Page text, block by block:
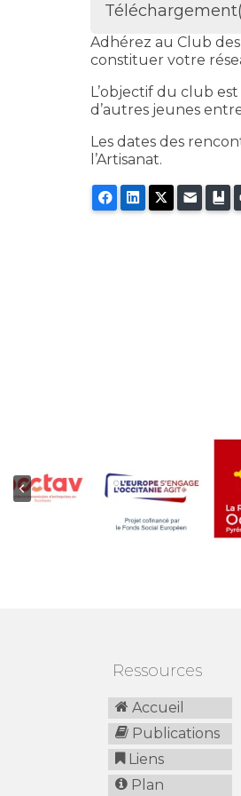
Adhérez au Club
constituer votre
L’objectif du club
d’autres jeunes
Les dates des
l’Artisanat.
FacebookLinkedIn E-mail
Ressources
Accueil
Publications
Liens
Plan